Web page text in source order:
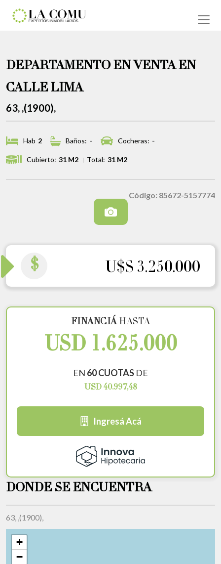
DEPARTAMENTO EN VENTA EN
CALLE LIMA
63, ,(1900),
Hab 2 Baños: - Cocheras: -
Cubierto: 31 M2 Total: 31 M2
Código: 85672-5157774
$ U$S 3.250.000
FINANCIÁHASTA
USD 1.625.000
EN 60 CUOTAS DE
USD 40.997,48
Ingresá Acá
DONDE SE ENCUENTRA
63, ,(1900),
+
−